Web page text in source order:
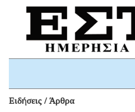
Ειδήσεις / Άρθρα